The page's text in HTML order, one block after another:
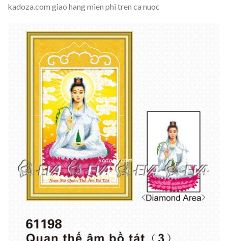
kadoza.com giao hang mien phi tren ca nuoc